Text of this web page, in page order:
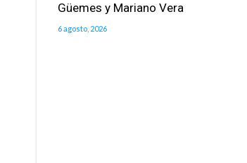
Güemes y Mariano Vera
6 agosto, 2026